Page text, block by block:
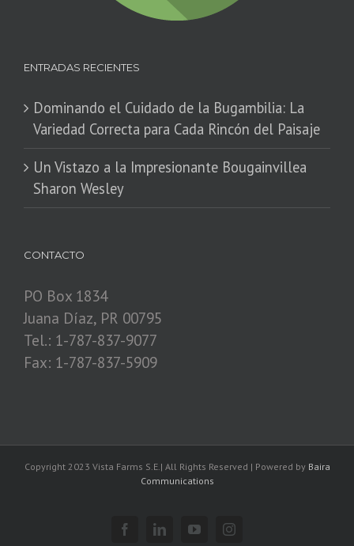
ENTRADAS RECIENTES
Dominando el Cuidado de la Bugambilia: La
Variedad Correcta para Cada Rincón del Paisaje
​Un Vistazo a la Impresionante Bougainvillea
Sharon Wesley
CONTACTO
PO Box 1834
Juana Díaz, PR 00795
Tel.: 1-787-837-9077
Fax: 1-787-837-5909
Copyright 2023 Vista Farms S.E.| All Rights Reserved | Powered by Baira
Communications
FacebookLinkedinYouTubeInstagram